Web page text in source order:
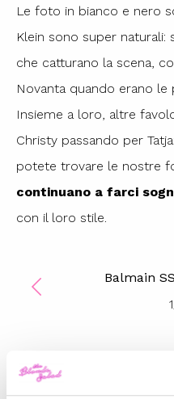
Le foto in bianco e nero
Klein sono super
che catturano la scena,
Novanta quando erano le
Insieme a loro, altre
Christy passando per
potete trovare le nostre
continuano a farci
con il loro stile.
Balmain
1
TOP 5